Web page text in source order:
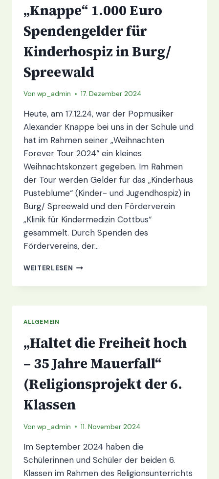
„Knappe“ 1.000 Euro
Spendengelder für
Kinderhospiz in Burg/
Spreewald
Von wp_admin 17. Dezember 2024
Heute, am 17.12.24, war der Popmusiker
Alexander Knappe bei uns in der Schule und
hat im Rahmen seiner „Weihnachten
Forever Tour 2024“ ein kleines
Weihnachtskonzert gegeben. Im Rahmen
der Tour werden Gelder für das „Kinderhaus
Pusteblume“ (Kinder- und Jugendhospiz) in
Burg/ Spreewald und den Förderverein
„Klinik für Kindermedizin Cottbus“
gesammelt. Durch Spenden des
Fördervereins, der…
WEITERLESEN „KNAPPE“
EURO
BURG/
SPREEWALD
ALLGEMEIN
„Haltet die Freiheit hoch
– 35 Jahre Mauerfall“
(Religionsprojekt der 6.
Klassen
Von wp_admin 11. November 2024
Im September 2024 haben die
Schülerinnen und Schüler der beiden 6.
Klassen im Rahmen des Religionsunterrichts